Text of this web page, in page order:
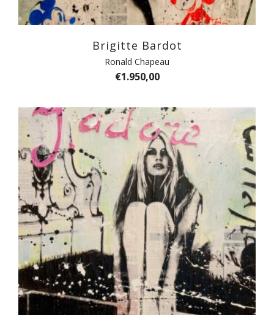
Brigitte Bardot
Ronald Chapeau
€1.950,00